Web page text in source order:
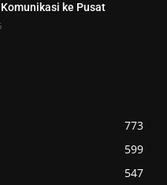
ke Pusat
773
599
547